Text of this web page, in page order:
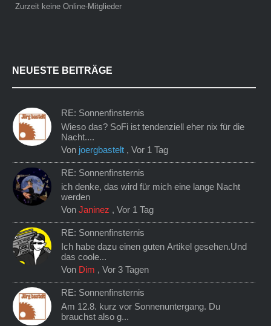
Zurzeit keine Online-Mitglieder
NEUESTE BEITRÄGE
RE: Sonnenfinsternis
Wieso das? SoFi ist tendenziell eher nix für die
Nacht....
Von joergbastelt ,Vor 1 Tag
RE: Sonnenfinsternis
ich denke, das wird für mich eine lange Nacht
werden
VonJaninez ,Vor 1 Tag
RE: Sonnenfinsternis
Ich habe dazu einen guten Artikel gesehen.Und
das coole...
Von Dim ,Vor 3 Tagen
RE: Sonnenfinsternis
Am 12.8. kurz vor Sonnenuntergang. Du
brauchst also g...